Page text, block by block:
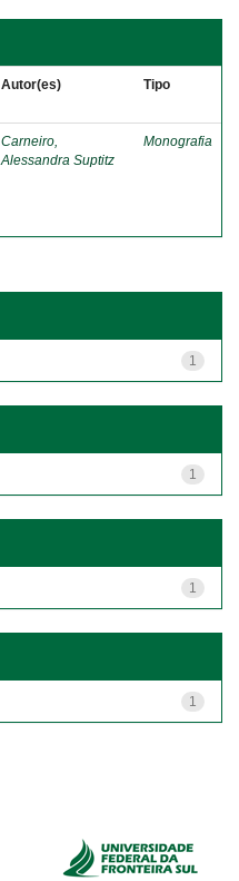
Autor(es) Tipo
Carneiro,
Alessandra Suptitz
Monografia
1
1
1
1